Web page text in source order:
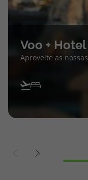
Voo +
Aproveite as